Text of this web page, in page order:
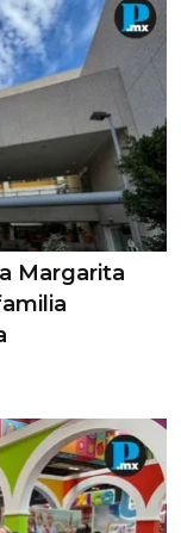
Margarita